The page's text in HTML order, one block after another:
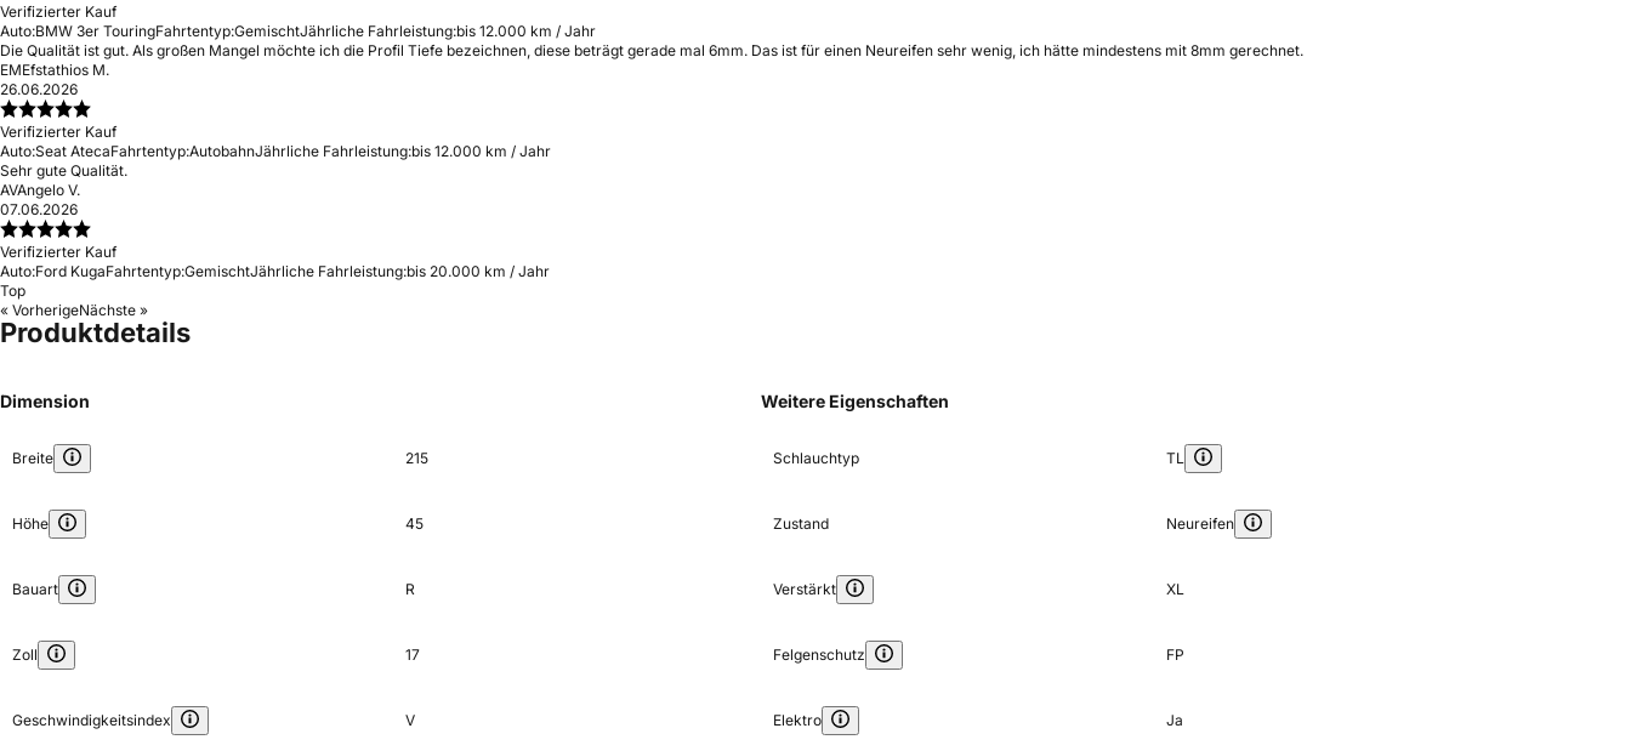
Verifizierter Kauf
Auto:BMW 3er TouringFahrtentyp:GemischtJährliche Fahrleistung:bis 12.000 km / Jahr
Die Qualität ist gut. Als großen Mangel möchte ich die Profil Tiefe bezeichnen, diese beträgt gerade mal 6mm. Das ist für einen Neureifen sehr wenig, ich hätte mindestens mit 8mm gerechnet.
EMEfstathios M.
26.06.2026
Verifizierter Kauf
Auto:Seat AtecaFahrtentyp:AutobahnJährliche Fahrleistung:bis 12.000 km / Jahr
Sehr gute Qualität.
AVAngelo V.
07.06.2026
Verifizierter Kauf
Auto:Ford KugaFahrtentyp:GemischtJährliche Fahrleistung:bis 20.000 km / Jahr
Top
« VorherigeNächste »
Produktdetails
Dimension
Breite 215
Höhe 45
Bauart R
Zoll 17
Geschwindigkeitsindex V
Weitere Eigenschaften
Schlauchtyp TL
Zustand Neureifen
Verstärkt XL
Felgenschutz FP
Elektro Ja